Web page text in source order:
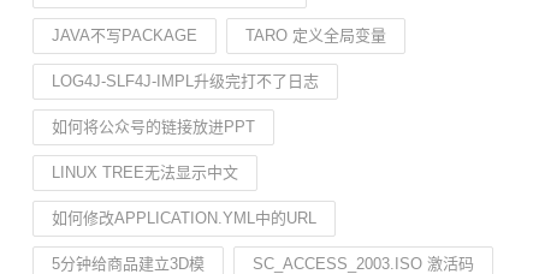
JAVA不写PACKAGE TARO 定义全局变量
LOG4J-SLF4J-IMPL升级完打不了日志
如何将公众号的链接放进PPT
LINUX TREE无法显示中文
如何修改APPLICATION.YML中的URL
5分钟给商品建立3D模 SC_ACCESS_2003.ISO 激活码